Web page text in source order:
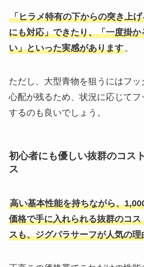
「ヒラメ特有の下からの突き上
にも対応」できたり、「一度掛
い」といった実感があります。
ただし、大型青物を狙うにはフッ
心配が残るため、状況に応じて
するのも良いでしょう。
初心者にも優しい抜群のコス
ス
高い基本性能を持ちながら、
価格で手に入れられる抜群のコ
スも、ジグパラサーフが人気の理